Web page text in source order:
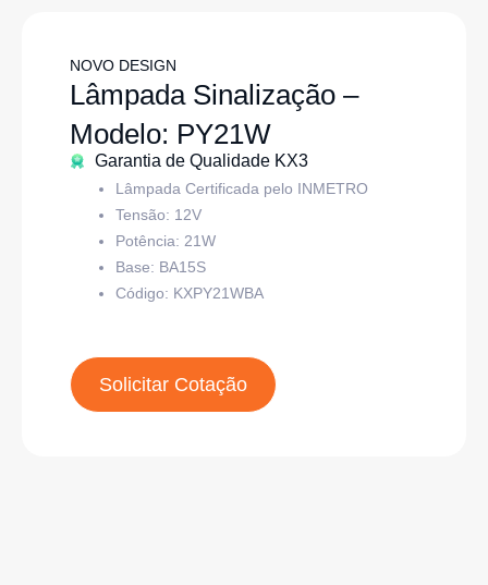
NOVO DESIGN
Lâmpada Sinalização –
Modelo: PY21W
Garantia de Qualidade KX3
Lâmpada Certificada pelo INMETRO
Tensão: 12V
Potência: 21W
Base: BA15S
Código: KXPY21WBA
Solicitar Cotação